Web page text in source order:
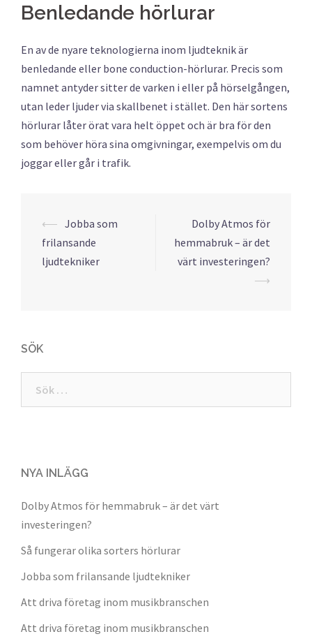
Benledande hörlurar
En av de nyare teknologierna inom ljudteknik är
benledande eller bone conduction-hörlurar. Precis som
namnet antyder sitter de varken i eller på hörselgången,
utan leder ljuder via skallbenet i stället. Den här sortens
hörlurar låter örat vara helt öppet och är bra för den
som behöver höra sina omgivningar, exempelvis om du
joggar eller går i trafik.
Post
navigation
⟵ Jobba som
frilansande
ljudtekniker
Dolby Atmos för
hemmabruk – är det
värt investeringen?
⟶
SÖK
NYA INLÄGG
Dolby Atmos för hemmabruk – är det värt
investeringen?
Så fungerar olika sorters hörlurar
Jobba som frilansande ljudtekniker
Att driva företag inom musikbranschen
Att driva företag inom musikbranschen